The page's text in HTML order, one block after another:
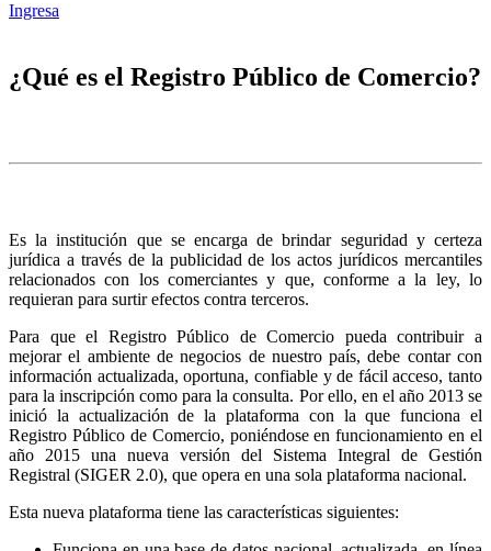
Ingresa
¿Qué es el Registro Público de Comercio?
Es la institución que se encarga de brindar seguridad y certeza
jurídica a través de la publicidad de los actos jurídicos mercantiles
relacionados con los comerciantes y que, conforme a la ley, lo
requieran para surtir efectos contra terceros.
Para que el Registro Público de Comercio pueda contribuir a
mejorar el ambiente de negocios de nuestro país, debe contar con
información actualizada, oportuna, confiable y de fácil acceso, tanto
para la inscripción como para la consulta. Por ello, en el año 2013 se
inició la actualización de la plataforma con la que funciona el
Registro Público de Comercio, poniéndose en funcionamiento en el
año 2015 una nueva versión del Sistema Integral de Gestión
Registral (SIGER 2.0), que opera en una sola plataforma nacional.
Esta nueva plataforma tiene las características siguientes: